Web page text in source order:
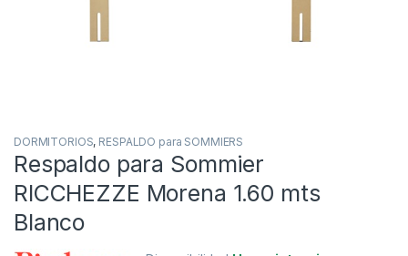
DORMITORIOS, RESPALDO para SOMMIERS
Respaldo para Sommier
RICCHEZZE Morena 1.60 mts
Blanco